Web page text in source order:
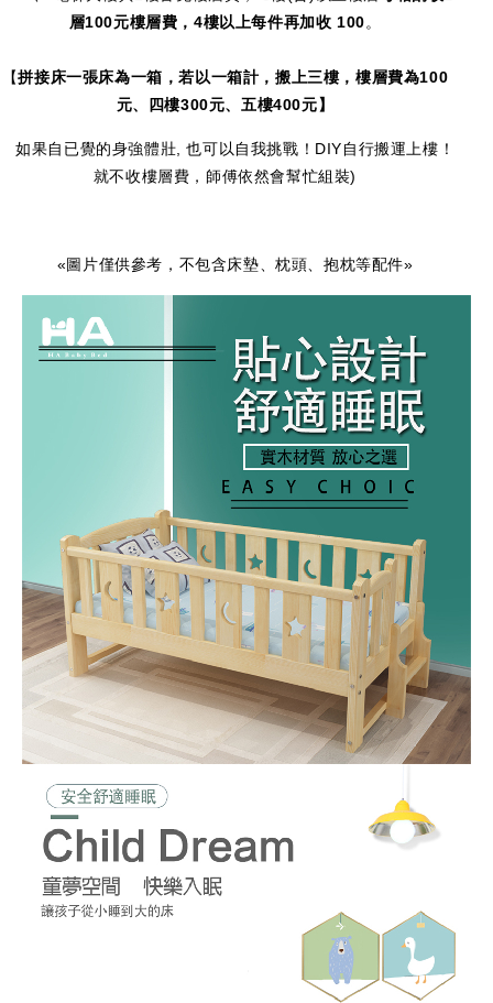
層100元樓層費，4樓以上每件再加收 100。
【拼接床一張床為一箱，若以一箱計，搬上三樓，樓層費為100
元、四樓300元、五樓400元】
果自已覺的身強體壯, 也可以自我挑戰！DIY自行搬運上樓！
就不收樓層費，師傅依然會幫忙組裝)
«圖片僅供參考，不包含床墊、枕頭、抱枕等配件»